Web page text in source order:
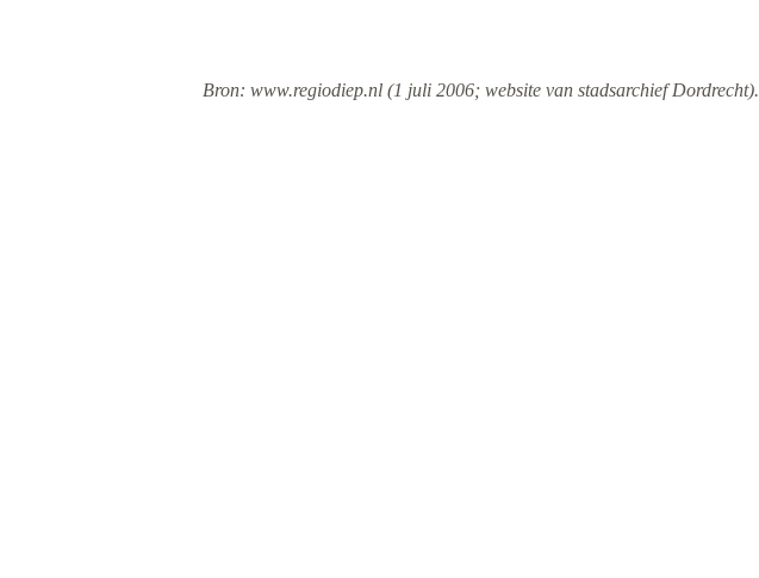
Bron: www.regiodiep.nl (1 juli 2006; website van stadsarchief Dordrecht).